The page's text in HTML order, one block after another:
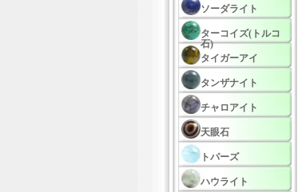
ソーダライト
ターコイズ(トルコ
石)
タイガーアイ
タンザナイト
チャロアイト
天眼石
トパーズ
ハウライト